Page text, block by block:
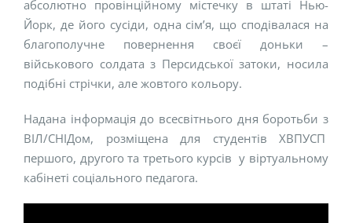
абсолютно провінційному містечку в штаті Нью-
Йорк, де його сусіди, одна сім’я, що сподівалася на
благополучне повернення своєї доньки –
військового солдата з Персидської затоки, носила
подібні стрічки, але жовтого кольору.
Надана інформація до всесвітнього дня боротьби з
ВІЛ/СНІДом, розміщена для студентів ХВПУСП
першого, другого та третього курсів у віртуальному
кабінеті соціального педагога.